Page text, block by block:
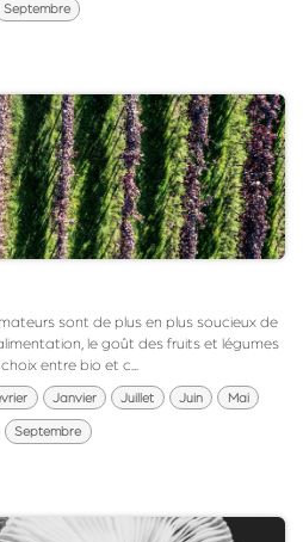
Septembre
sont de plus en plus soucieux de
le goût des fruits et légumes
entre bio et c...
Janvier Juillet Juin Mai
Septembre